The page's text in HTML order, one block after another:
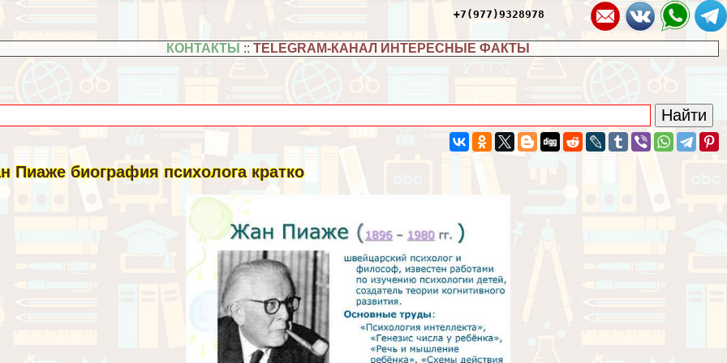
+7(977)9328978
КОНТАКТЫ ::TELEGRAM-КАНАЛ ИНТЕРЕСНЫЕ ФАКТЫ
Пиаже биография психолога кратко